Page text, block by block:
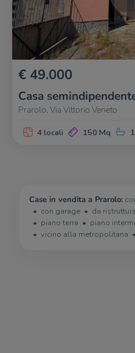
€ 49.000
Casa
Prarolo, Via Vittorio Veneto
4 locali 150 Mq
Case in vendita a Prarolo:
con garage
da
piano terra
piano
vicino alla metropolitana